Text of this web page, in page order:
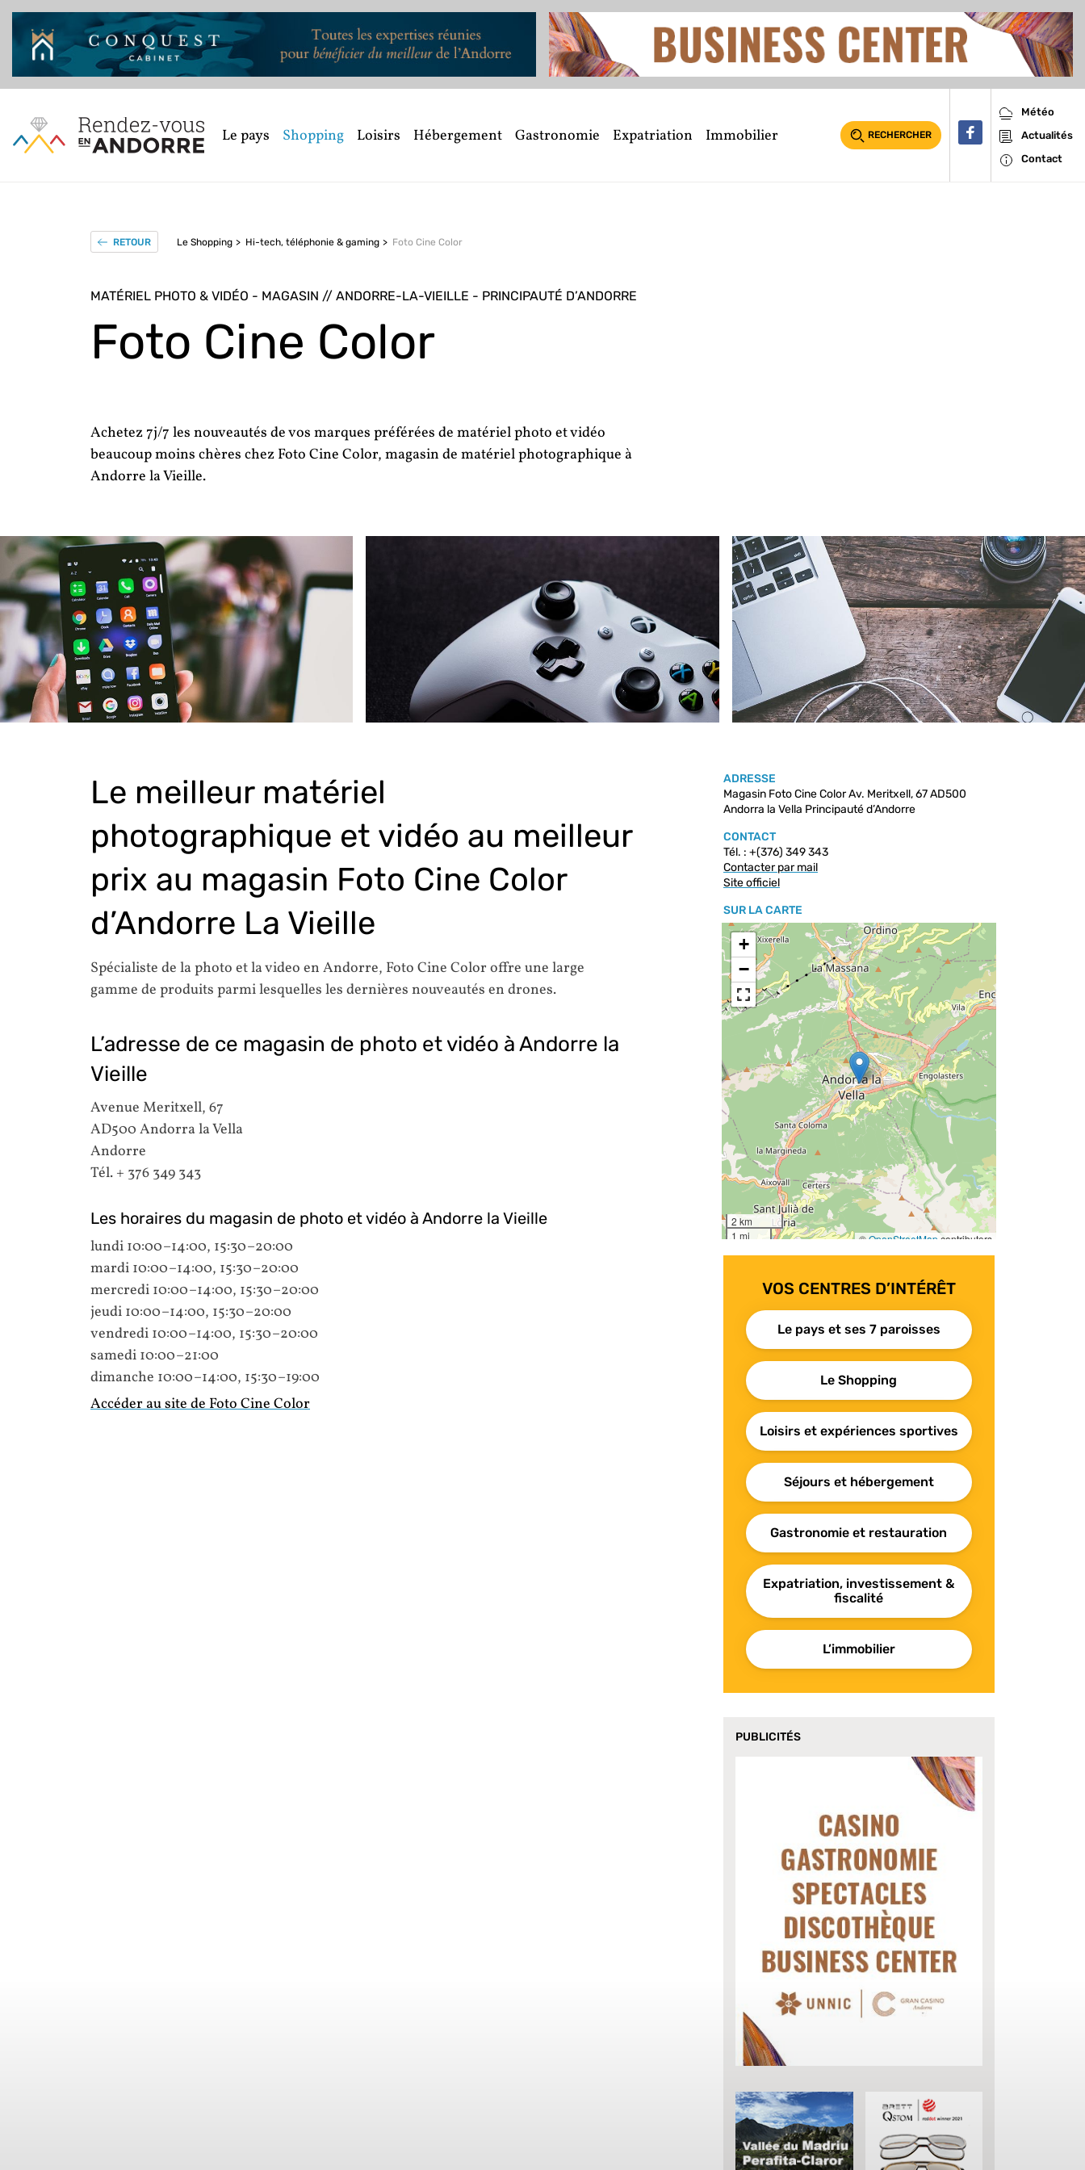
Le pays Shopping Loisirs Hébergement Gastronomie Expatriation Immobilier RECHERCHER
Météo
Actualités
Contact
RETOUR Le Shopping Hi-tech, téléphonie & gaming Foto Cine Color
MATÉRIEL PHOTO & VIDÉO - MAGASIN // ANDORRE-LA-VIEILLE - PRINCIPAUTÉ D’ANDORRE
Foto Cine Color
Achetez 7j/7 les nouveautés de vos marques préférées de matériel photo et vidéo
beaucoup moins chères chez Foto Cine Color, magasin de matériel photographique à
Andorre la Vieille.
Le meilleur matériel
photographique et vidéo au meilleur
prix au magasin Foto Cine Color
d’Andorre La Vieille
Spécialiste de la photo et la video en Andorre, Foto Cine Color offre une large
gamme de produits parmi lesquelles les dernières nouveautés en drones.
L’adresse de ce magasin de photo et vidéo à Andorre la
Vieille
Avenue Meritxell, 67
AD500 Andorra la Vella
Andorre
Tél. + 376 349 343
Les horaires du magasin de photo et vidéo à Andorre la Vieille
lundi 10:00–14:00, 15:30–20:00
mardi 10:00–14:00, 15:30–20:00
mercredi 10:00–14:00, 15:30–20:00
jeudi 10:00–14:00, 15:30–20:00
vendredi 10:00–14:00, 15:30–20:00
samedi 10:00–21:00
dimanche 10:00–14:00, 15:30–19:00
Accéder au site de Foto Cine Color
ADRESSE
Magasin Foto Cine Color Av. Meritxell, 67 AD500
Andorra la Vella Principauté d’Andorre
CONTACT
Tél. : +(376) 349 343
Contacter par mail
Site officiel
SUR LA CARTE
VOS CENTRES D’INTÉRÊT
Le pays et ses 7 paroisses
Le Shopping
Loisirs et expériences sportives
Séjours et hébergement
Gastronomie et restauration
Expatriation, investissement &
fiscalité
L’immobilier
PUBLICITÉS